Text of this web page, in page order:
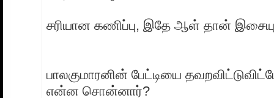
சரியான கணிப்பு, இதே ஆள் தான்
பாலகுமாரனின் பேட்டியை
என்ன சொன்னார்?